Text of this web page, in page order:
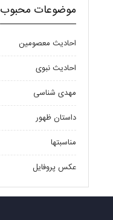
موضوعات محبوب
احادیث معصومین
احادیث نبوی
مهدی شناسی
داستان ظهور
مناسبتها
عکس پروفایل